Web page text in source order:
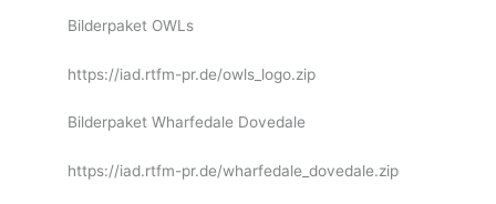
Bilderpaket OWLs
https://iad.rtfm-pr.de/owls_logo.zip
Bilderpaket Wharfedale Dovedale
https://iad.rtfm-pr.de/wharfedale_dovedale.zip